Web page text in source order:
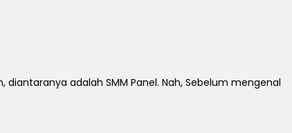
adalah SMM Panel. Nah, Sebelum mengenal